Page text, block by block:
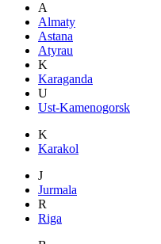
A
Almaty
Astana
Atyrau
K
Karaganda
U
Ust-Kamenogorsk
K
Karakol
J
Jurmala
R
Riga